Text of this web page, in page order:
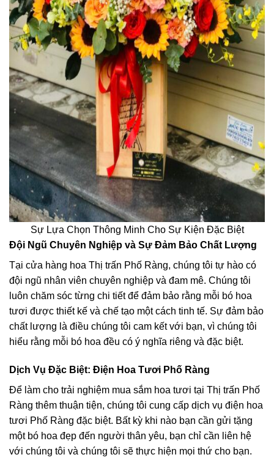
Sự Lựa Chọn Thông Minh Cho Sự Kiện Đặc Biệt
Đội Ngũ Chuyên Nghiệp và Sự Đảm Bảo Chất Lượng
Tại cửa hàng hoa Thị trấn Phố Ràng, chúng tôi tự hào có
đội ngũ nhân viên chuyên nghiệp và đam mê. Chúng tôi
luôn chăm sóc từng chi tiết để đảm bảo rằng mỗi bó hoa
tươi được thiết kế và chế tạo một cách tinh tế. Sự đảm bảo
chất lượng là điều chúng tôi cam kết với bạn, vì chúng tôi
hiểu rằng mỗi bó hoa đều có ý nghĩa riêng và đặc biệt.
Dịch Vụ Đặc Biệt: Điện Hoa Tươi Phố Ràng
Để làm cho trải nghiệm mua sắm hoa tươi tại Thị trấn Phố
Ràng thêm thuận tiện, chúng tôi cung cấp dịch vụ điện hoa
tươi Phố Ràng đặc biệt. Bất kỳ khi nào bạn cần gửi tặng
một bó hoa đẹp đến người thân yêu, bạn chỉ cần liên hệ
với chúng tôi và chúng tôi sẽ thực hiện mọi thứ cho bạn.